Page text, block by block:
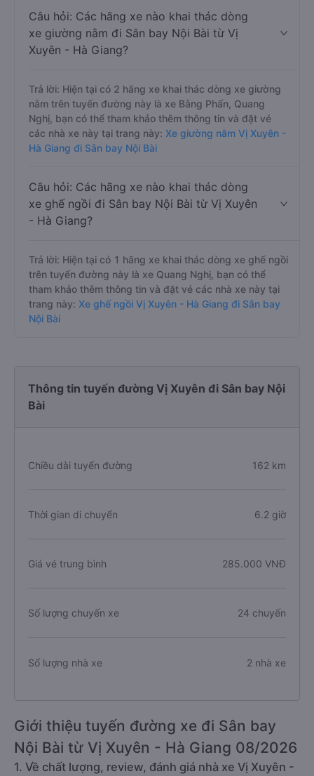
Câu hỏi: Các hãng xe nào khai thác dòng
xe giường nằm đi Sân bay Nội Bài từ Vị
Xuyên - Hà Giang?
Trả lời: Hiện tại có 2 hãng xe khai thác dòng xe giường
nằm trên tuyến đường này là xe Bằng Phấn, Quang
Nghị, bạn có thể tham khảo thêm thông tin và đặt vé
các nhà xe này tại trang này: Xe giường nằm Vị Xuyên -
Hà Giang đi Sân bay Nội Bài
Câu hỏi: Các hãng xe nào khai thác dòng
xe ghế ngồi đi Sân bay Nội Bài từ Vị Xuyên
- Hà Giang?
Trả lời: Hiện tại có 1 hãng xe khai thác dòng xe ghế ngồi
trên tuyến đường này là xe Quang Nghị, bạn có thể
tham khảo thêm thông tin và đặt vé các nhà xe này tại
trang này: Xe ghế ngồi Vị Xuyên - Hà Giang đi Sân bay
Nội Bài
Thông tin tuyến đường Vị Xuyên đi Sân bay Nội
Bài
Chiều dài tuyến đường 162 km
Thời gian di chuyển 6.2 giờ
Giá vé trung bình 285.000 VNĐ
Số lượng chuyến xe 24 chuyến
Số lượng nhà xe 2 nhà xe
Giới thiệu tuyến đường xe đi Sân bay
Nội Bài từ Vị Xuyên - Hà Giang 08/2026
1. Về chất lượng, review, đánh giá nhà xe Vị Xuyên -